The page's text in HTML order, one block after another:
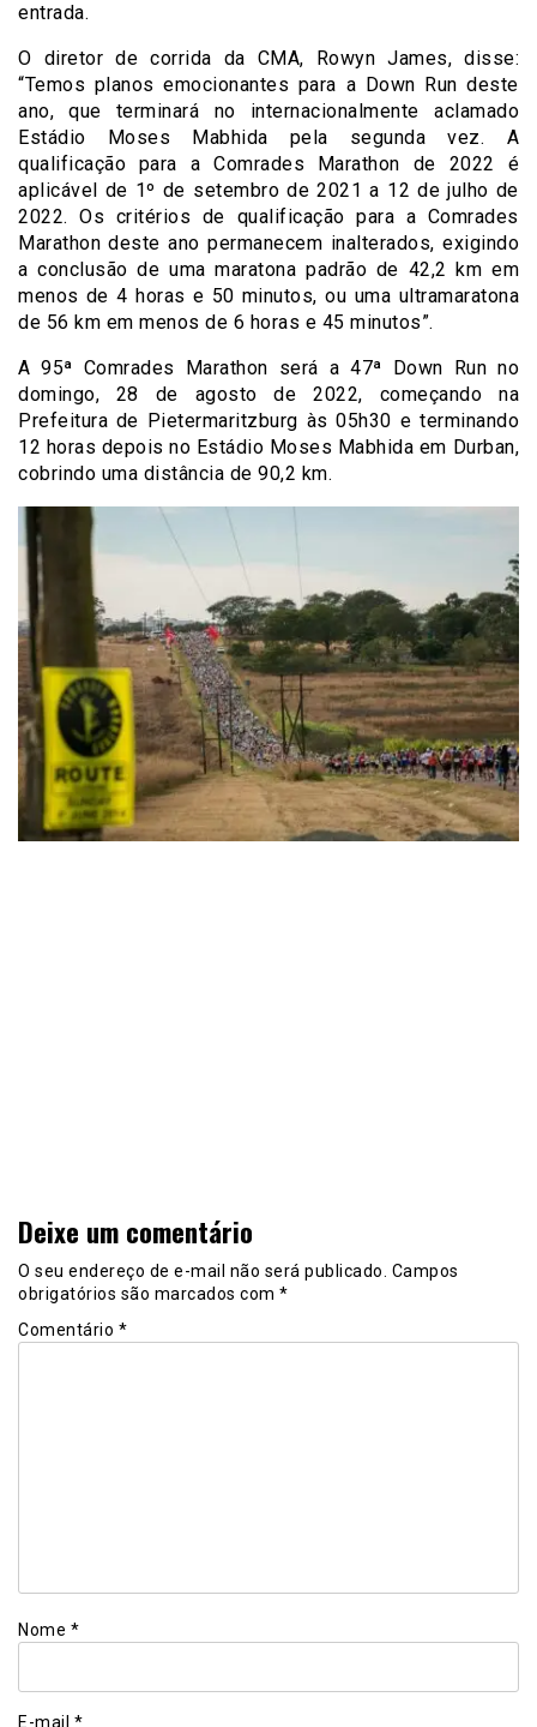
entrada.
O diretor de corrida da CMA, Rowyn James, disse:
“Temos planos emocionantes para a Down Run deste
ano, que terminará no internacionalmente aclamado
Estádio Moses Mabhida pela segunda vez. A
qualificação para a Comrades Marathon de 2022 é
aplicável de 1º de setembro de 2021 a 12 de julho de
2022. Os critérios de qualificação para a Comrades
Marathon deste ano permanecem inalterados, exigindo
a conclusão de uma maratona padrão de 42,2 km em
menos de 4 horas e 50 minutos, ou uma ultramaratona
de 56 km em menos de 6 horas e 45 minutos”.
A 95ª Comrades Marathon será a 47ª Down Run no
domingo, 28 de agosto de 2022, começando na
Prefeitura de Pietermaritzburg às 05h30 e terminando
12 horas depois no Estádio Moses Mabhida em Durban,
cobrindo uma distância de 90,2 km.
Deixe um comentário
O seu endereço de e-mail não será publicado. Campos
obrigatórios são marcados com *
Comentário *
Nome *
E-mail *